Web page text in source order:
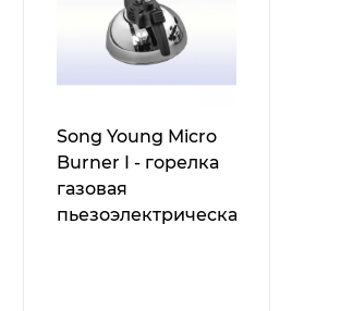
Song Young Micro
Burner I - горелка
газовая
пьезоэлектрическая